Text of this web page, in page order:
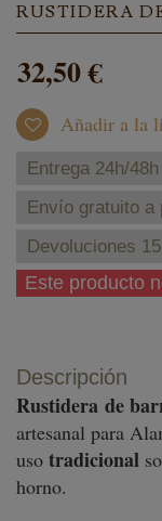
RUSTIDERA
32,50 €
Añadir a la
Entrega 24h/48h
Envío gratuito a
Devoluciones
Este producto
Descripción
Rustidera de
artesanal para
uso tradicional
horno.